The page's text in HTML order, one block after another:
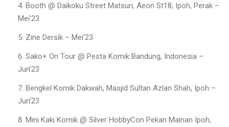
Booth @ Daikoku Street Matsuri, Aeon St18, Ipoh, Perak –
Mei’23
Zine Dersik – Mei’23
Sako+ On Tour @ Pesta Komik Bandung, Indonesia –
Jun’23
Bengkel Komik Dakwah, Masjid Sultan Azlan Shah, Ipoh –
Jun’23
Mini Kaki Komik @ Silver HobbyCon Pekan Mainan Ipoh,